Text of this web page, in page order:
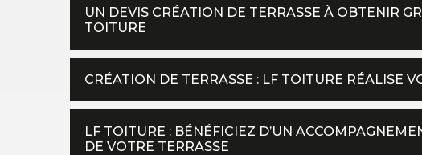
UN DEVIS CRÉATION DE TERRASSE À OBTENIR
TOITURE
CRÉATION DE TERRASSE : LF TOITURE RÉALISE
LF TOITURE : BÉNÉFICIEZ D’UN
DE VOTRE TERRASSE